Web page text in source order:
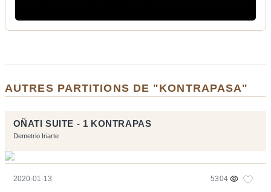
AUTRES PARTITIONS DE "KONTRAPASA"
OÑATI SUITE - 1 KONTRAPAS
Demetrio Iriarte
2020-01-13 5304